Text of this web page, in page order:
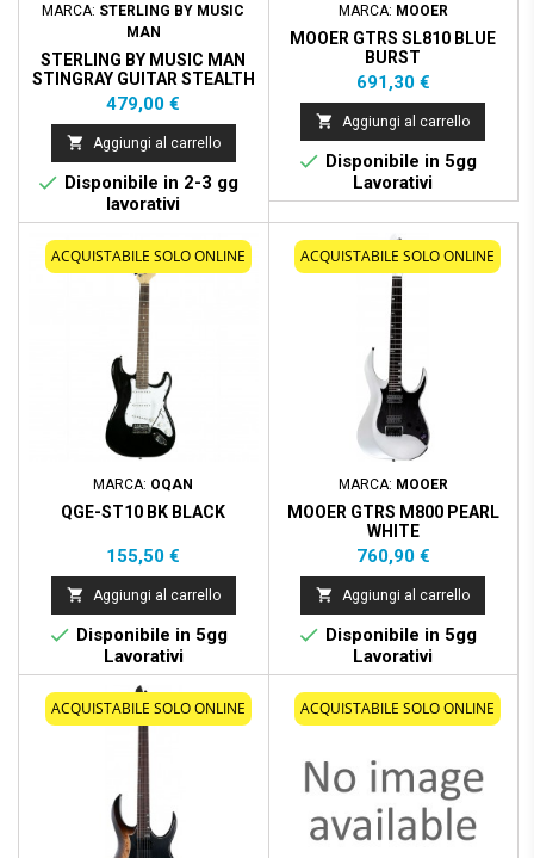
MARCA: STERLING BY MUSIC
MAN
STERLING BY MUSIC MAN
STINGRAY GUITAR STEALTH
BLACK
Prezzo
479,00 €
 Aggiungi al carrello
 Disponibile in 2-3 gg
lavorativi
MARCA: MOOER
MOOER GTRS SL810 BLUE
BURST
Prezzo
691,30 €
 Aggiungi al carrello
 Disponibile in 5gg
Lavorativi
ACQUISTABILE SOLO ONLINE
MARCA: OQAN
QGE-ST10 BK BLACK
Prezzo
155,50 €
 Aggiungi al carrello
 Disponibile in 5gg
Lavorativi
ACQUISTABILE SOLO ONLINE
MARCA: MOOER
MOOER GTRS M800 PEARL
WHITE
Prezzo
760,90 €
 Aggiungi al carrello
 Disponibile in 5gg
Lavorativi
ACQUISTABILE SOLO ONLINE ACQUISTABILE SOLO ONLINE